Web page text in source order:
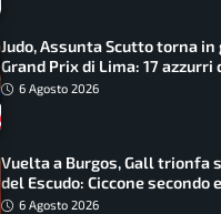
Judo, Assunta Scutto torna in
Grand Prix di Lima: 17 azzurri
6 Agosto 2026
Vuelta a Burgos, Gall trionfa
del Escudo: Ciccone secondo
maglia di leader
6 Agosto 2026